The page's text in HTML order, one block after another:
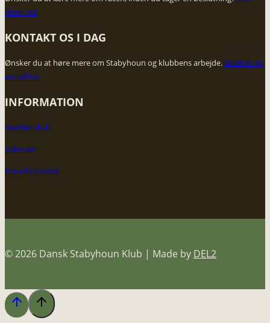
mere her
KONTAKT OS I DAG​
Ønsker du at høre mere om Stabyhoun og klubbens arbejde. ​Send os en
e-mail her
INFORMATION
Medlemskab
Kalender
Privatlivspolitik
© 2026 Dansk Stabyhoun Klub | Made by DEL2